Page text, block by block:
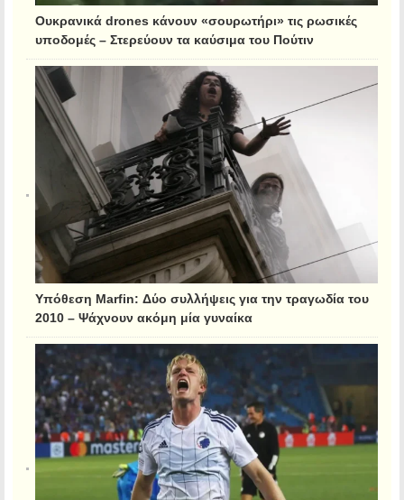
Ουκρανικά drones κάνουν «σουρωτήρι» τις ρωσικές
υποδομές – Στερεύουν τα καύσιμα του Πούτιν
Υπόθεση Marfin: Δύο συλλήψεις για την τραγωδία του
2010 – Ψάχνουν ακόμη μία γυναίκα